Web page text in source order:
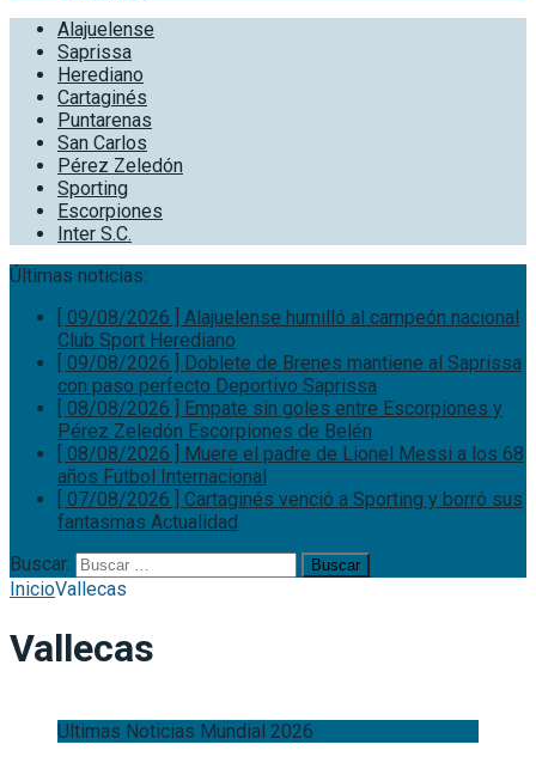
Alajuelense
Saprissa
Herediano
Cartaginés
Puntarenas
San Carlos
Pérez Zeledón
Sporting
Escorpiones
Inter S.C.
Últimas noticias:
[ 09/08/2026 ] Alajuelense humilló al campeón nacional
Club Sport Herediano
[ 09/08/2026 ] Doblete de Brenes mantiene al Saprissa
con paso perfecto Deportivo Saprissa
[ 08/08/2026 ] Empate sin goles entre Escorpiones y
Pérez Zeledón Escorpiones de Belén
[ 08/08/2026 ] Muere el padre de Lionel Messi a los 68
años Fútbol Internacional
[ 07/08/2026 ] Cartaginés venció a Sporting y borró sus
fantasmas Actualidad
Buscar:
InicioVallecas
Vallecas
Ultimas Noticias Mundial 2026